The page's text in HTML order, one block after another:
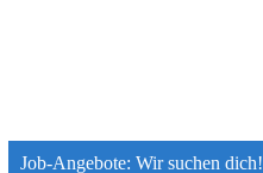
Job-Angebote: Wir suchen dich!